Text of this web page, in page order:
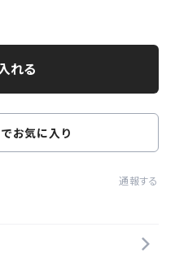
れる
お気に入り
通報する